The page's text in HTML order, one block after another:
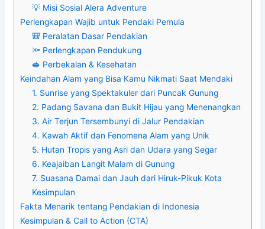
💡 Misi Sosial Alera Adventure
Perlengkapan Wajib untuk Pendaki Pemula
🎒 Peralatan Dasar Pendakian
🔦 Perlengkapan Pendukung
🥪 Perbekalan & Kesehatan
Keindahan Alam yang Bisa Kamu Nikmati Saat Mendaki
1. Sunrise yang Spektakuler dari Puncak Gunung
2. Padang Savana dan Bukit Hijau yang Menenangkan
3. Air Terjun Tersembunyi di Jalur Pendakian
4. Kawah Aktif dan Fenomena Alam yang Unik
5. Hutan Tropis yang Asri dan Udara yang Segar
6. Keajaiban Langit Malam di Gunung
7. Suasana Damai dan Jauh dari Hiruk-Pikuk Kota
Kesimpulan
Fakta Menarik tentang Pendakian di Indonesia
Kesimpulan & Call to Action (CTA)